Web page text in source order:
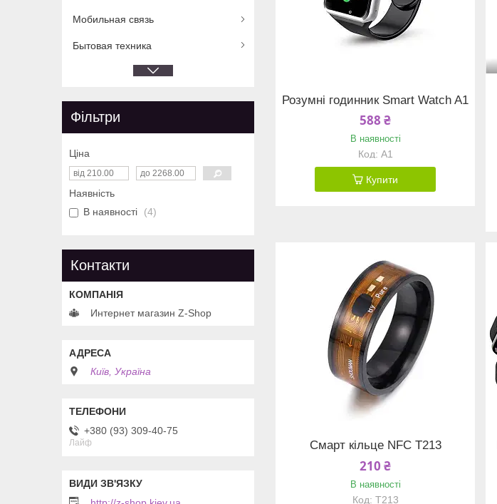
Розумні годинник Smart Watch A1
588 ₴
В наявності
A1
Купити
Смарт кільце NFC T213
210 ₴
В наявності
T213
Мобильная связь
Бытовая техника
Фільтри
Ціна
Наявність
В наявності
4
Контакти
Интернет магазин Z-Shop
Київ, Україна
+380 (93) 309-40-75
Лайф